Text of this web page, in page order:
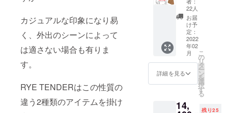
カジュアルな印象になり易
く、外出のシーンによって
は適さない場合も有りま
す。
RYE TENDERはこの性質の
違う2種類のアイテムを掛け
とを追求
原料の選定
からユー
ザーの手に
渡るまで、
全ての工程
を自分たち
範囲で行
ER ,
2nd
SHORT
S セッ
トアッ
プ 一般
販売予
定価格
¥31,000
→¥21,7
00(税/送
SWEAT
22人
お届
け予
定：
2022
年02
月
詳細を見る
こ
の
リ
タ
ー
ン
を
選
択
す
る
14, 残り25